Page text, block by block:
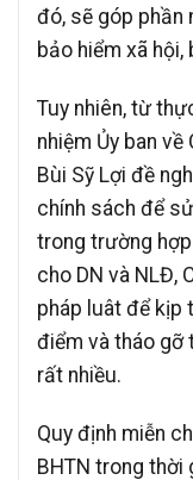
đó, sẽ góp phần
bảo hiểm xã hội,
Tuy nhiên, từ
nhiệm Ủy ban
Bùi Sỹ Lợi đề
chính sách để
trong trường
cho DN và NLĐ,
pháp luât để kịp
điểm và tháo gỡ
rất nhiều.
Quy định miễn
BHTN trong thời